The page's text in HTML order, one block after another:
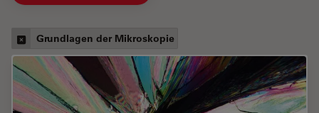
Grundlagen der Mikroskopie